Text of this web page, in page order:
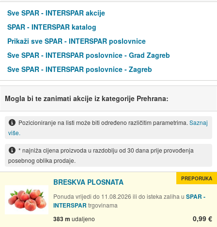
Sve SPAR - INTERSPAR akcije
SPAR - INTERSPAR katalog
Prikaži sve SPAR - INTERSPAR poslovnice
Sve SPAR - INTERSPAR poslovnice - Grad Zagreb
Sve SPAR - INTERSPAR poslovnice - Zagreb
Mogla bi te zanimati akcije iz kategorije Prehrana:
Pozicioniranje na listi može biti određeno različitim parametrima. Saznaj
više.
* najniža cijena proizvoda u razdoblju od 30 dana prije provođenja
posebnog oblika prodaje.
BRESKVA PLOSNATA
Ponuda vrijedi do 11.08.2026 ili do isteka zaliha u SPAR -
INTERSPAR trgovinama
383 m udaljeno 0,99 €
PREPORUKA